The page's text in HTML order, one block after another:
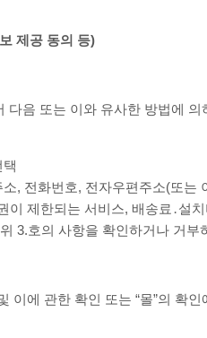
제공 동의 등)
다음 또는 이와 유사한 방법에
, 전화번호, 전자우편주소(또는
이 제한되는 서비스, 배송료․설
3.호의 사항을 확인하거나 거부
이에 관한 확인 또는 “몰”의 확인